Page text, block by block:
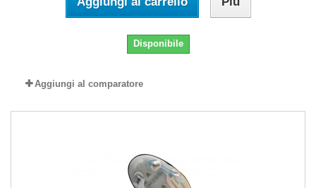
Disponibile
Aggiungi al comparatore